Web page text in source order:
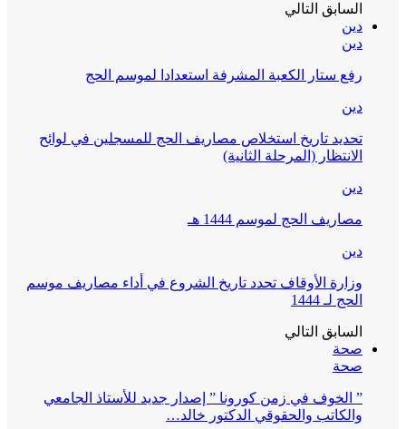
السابق التالي
دين
دين
رفع ستار الكعبة المشرفة استعدادا لموسم الحج
دين
تحديد تاريخ استخلاص مصاريف الحج للمسجلين في لوائح
الانتظار (المرحلة الثانية)
دين
مصاريف الحج لموسم 1444 هـ
دين
وزارة الأوقاف تحدد تاريخ الشروع في أداء مصاريف موسم
الحج لـ 1444
السابق التالي
صحة
صحة
” الخوف في زمن كورونا ” إصدار جديد للأستاذ الجامعي
والكاتب والحقوقي الدكتور خالد…